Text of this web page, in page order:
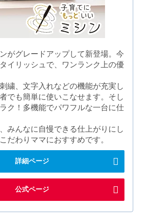
がグレードアップして新登場。今
イリッシュで、ワンランク上の優
繍、文字入れなどの機能が充実し
でも簡単に使いこなせます。そし
ク！多機能でパワフルな一台に仕
みんなに自慢できる仕上がりにし
だわりママにおすすめです。
詳細ページ
公式ページ